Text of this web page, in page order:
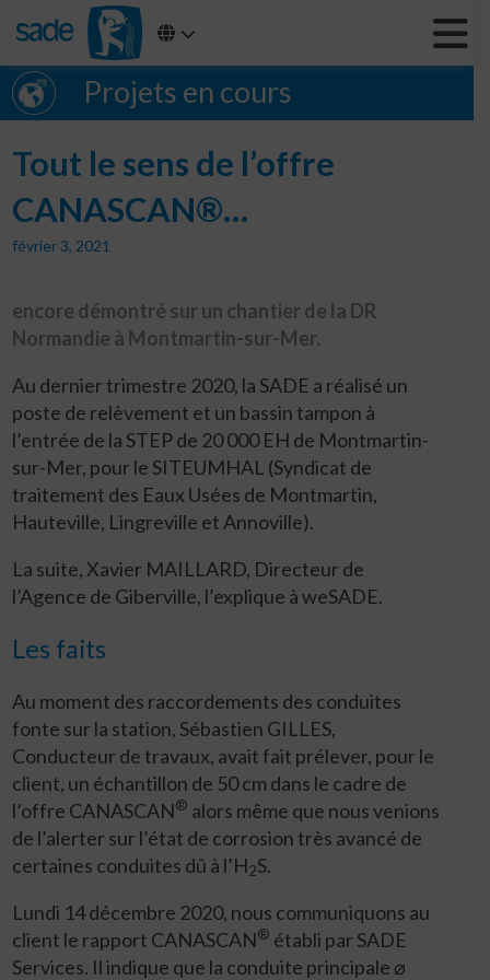
Projets en cours
Tout le sens de l’offre
CANASCAN®…
février 3, 2021
encore démontré sur un chantier de la DR
Normandie à Montmartin-sur-Mer.
Au dernier trimestre 2020, la SADE a réalisé un
poste de relèvement et un bassin tampon à
l’entrée de la STEP de 20 000 EH de Montmartin-
sur-Mer, pour le SITEUMHAL (Syndicat de
traitement des Eaux Usées de Montmartin,
Hauteville, Lingreville et Annoville).
La suite, Xavier MAILLARD, Directeur de
l’Agence de Giberville, l’explique à weSADE.
Les faits
Au moment des raccordements des conduites
fonte sur la station, Sébastien GILLES,
Conducteur de travaux, avait fait prélever, pour le
client, un échantillon de 50 cm dans le cadre de
l’offre CANASCAN® alors même que nous venions
de l’alerter sur l’état de corrosion très avancé de
certaines conduites dû à l’H2S.
Lundi 14 décembre 2020, nous communiquons au
client le rapport CANASCAN® établi par SADE
Services. Il indique que la conduite principale ⌀